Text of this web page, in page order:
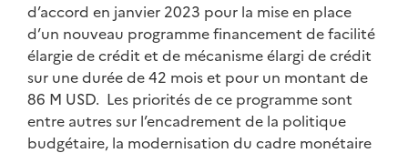
d’accord en janvier 2023 pour la mise en place
d’un nouveau programme financement de facilité
élargie de crédit et de mécanisme élargi de crédit
sur une durée de 42 mois et pour un montant de
86 M USD. Les priorités de ce programme sont
entre autres sur l’encadrement de la politique
budgétaire, la modernisation du cadre monétaire